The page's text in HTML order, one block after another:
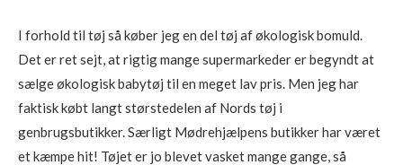
I forhold til tøj så køber jeg en del tøj af økologisk bomuld.
Det er ret sejt, at rigtig mange supermarkeder er begyndt at
sælge økologisk babytøj til en meget lav pris. Men jeg har
faktisk købt langt størstedelen af Nords tøj i
genbrugsbutikker. Særligt Mødrehjælpens butikker har været
et kæmpe hit! Tøjet er jo blevet vasket mange gange, så